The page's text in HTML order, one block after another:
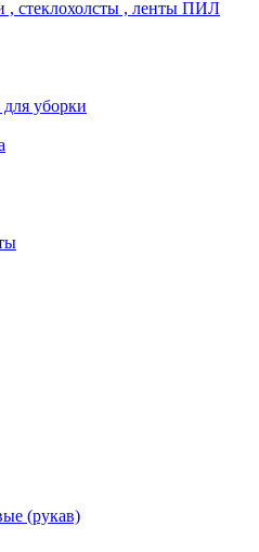
, стеклохолсты , ленты ПИЛ
уборки
(рукав)